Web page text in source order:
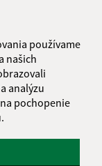
používame
našich
analýzu
pochopenie